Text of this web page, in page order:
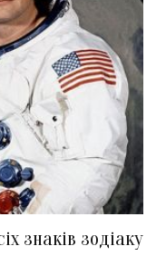
знаків зодіаку